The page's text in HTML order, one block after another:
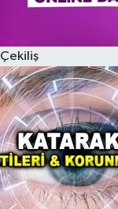
Çekiliş